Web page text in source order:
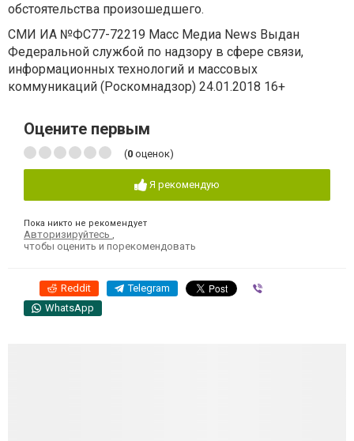
обстоятельства произошедшего.
СМИ ИА №ФС77-72219 Масс Медиа News Выдан
Федеральной службой по надзору в сфере связи,
информационных технологий и массовых
коммуникаций (Роскомнадзор) 24.01.2018 16+
Оцените первым
(0 оценок)
Я рекомендую
Пока никто не рекомендует
Авторизируйтесь ,
чтобы оценить и порекомендовать
Reddit Telegram
WhatsApp